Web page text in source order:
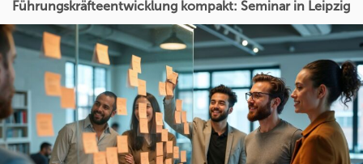
Führungskräfteentwicklung kompakt: Seminar in Leipzig